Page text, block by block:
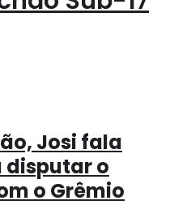
Josi fala
disputar o
o Grêmio